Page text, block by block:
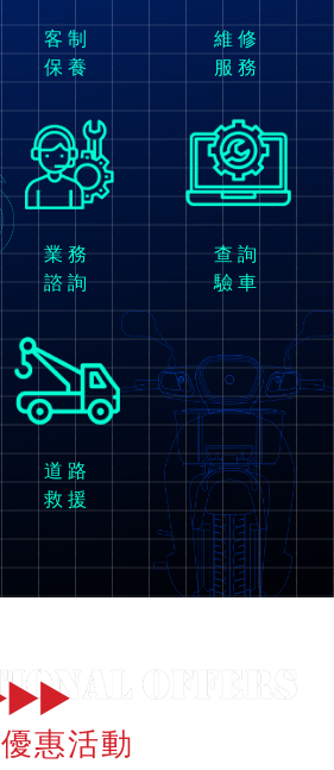
客制
保養
維修
服務
業務
諮詢
查詢
驗車
道路
救援
優惠活動